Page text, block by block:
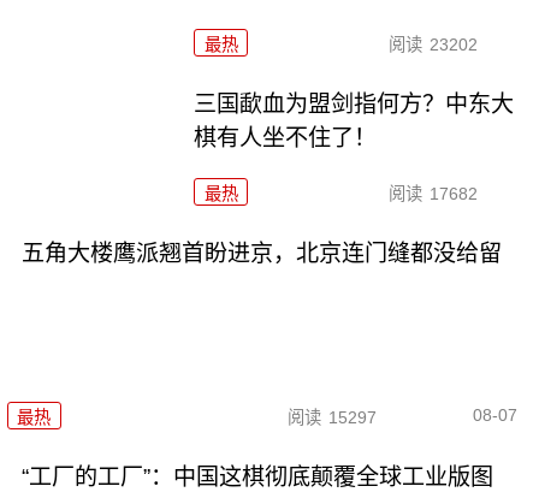
最热 阅读 23202
三国歃血为盟剑指何方？中东大
棋有人坐不住了！
最热 阅读 17682
五角大楼鹰派翘首盼进京，北京连门缝都没给留
最热 阅读 15297 08-07
“工厂的工厂”：中国这棋彻底颠覆全球工业版图